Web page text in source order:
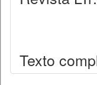
Texto